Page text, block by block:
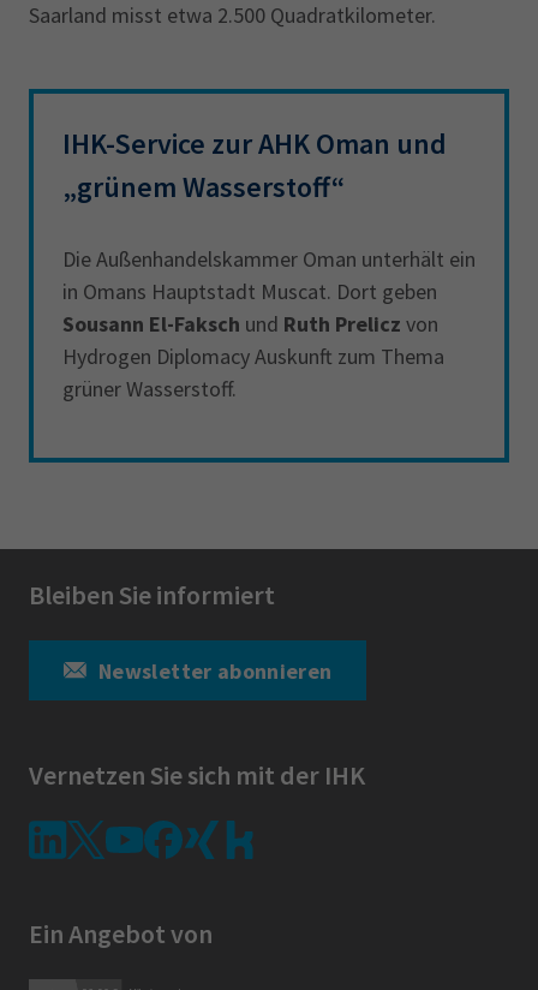
Saarland misst etwa 2.500 Quadratkilometer.
IHK-Service zur AHK Oman und
„grünem Wasserstoff“
Die Außenhandelskammer Oman unterhält ein
in Omans Hauptstadt Muscat. Dort geben
Sousann El-Faksch und Ruth Prelicz von
Hydrogen Diplomacy Auskunft zum Thema
grüner Wasserstoff.
Bleiben Sie informiert
Newsletter abonnieren
Vernetzen Sie sich mit der IHK
Ein Angebot von